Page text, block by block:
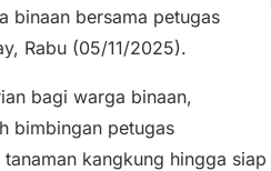
binaan bersama petugas
Rabu (05/11/2025).
bagi warga binaan,
bimbingan petugas
kangkung hingga siap